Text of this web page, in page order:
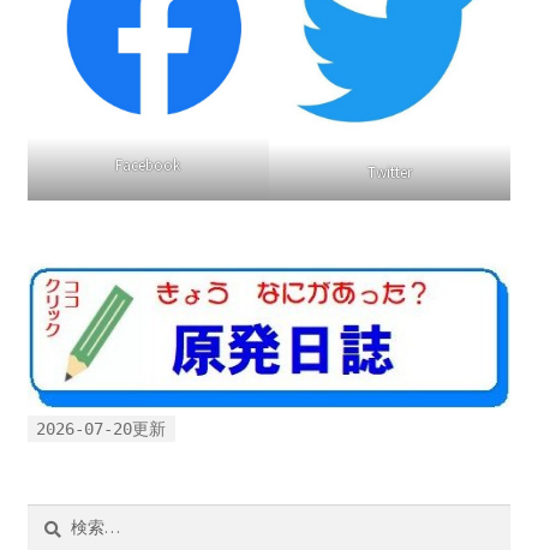
2022.8.9 福島第一原発 汚染水海洋放出トンネル工事
着工
超 老朽対策容認
めた「長期評価」を否定
原子力規制委員会「原発60年超運転」正式決定見送
り
原子力規制委員会「原発60年超運転」正式決定先送
「原発６０年超へ」閣議決定
Facebook Twitter
2026-07-20更新